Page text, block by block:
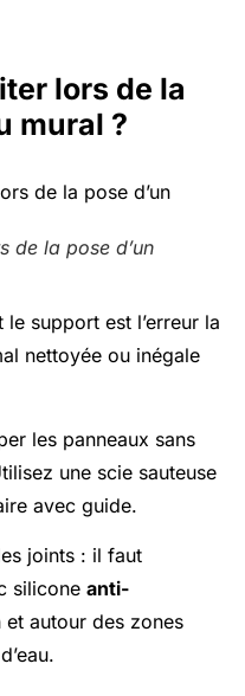
lors de la
mural ?
de la pose d’un
support est l’erreur la
nettoyée ou inégale
les panneaux sans
une scie sauteuse
avec guide.
joints : il faut
silicone anti-
autour des zones